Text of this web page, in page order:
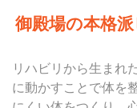
御殿場の本格
リハビリから生まれ
に動かすことで体を